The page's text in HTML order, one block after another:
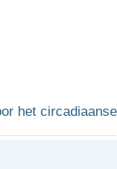
het